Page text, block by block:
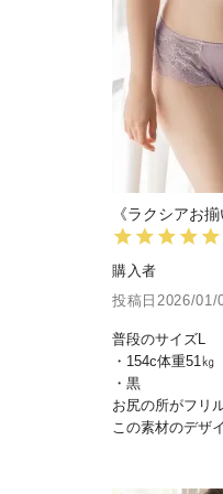
《ラクシアお
購入者
投稿日 2026/01/
普段のサイズL
・154c体重51㎏
・黒
お尻の所がフリ
この素材のデザ